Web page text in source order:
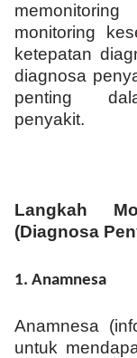
monitoring
ketepatan
diagnosa
penting
penyakit.
Langkah
(Diagnosa
1. Anamnesa
Anamnesa
untuk